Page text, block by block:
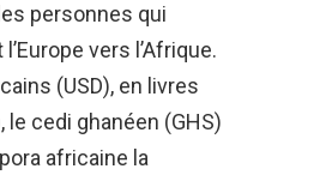
personnes qui
vers l’Afrique.
(USD), en livres
le cedi ghanéen (GHS)
africaine la